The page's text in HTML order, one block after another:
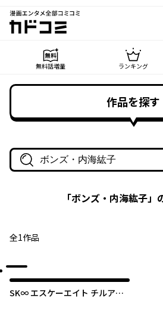
漫画エンタメ全部コミコミ
カドコミ
無料話増量 ランキング
作品を探す
作品名・作家名で探す
「ボンズ・内海紘子」
全1作品
SK∞ エスケーエイト チルアウ